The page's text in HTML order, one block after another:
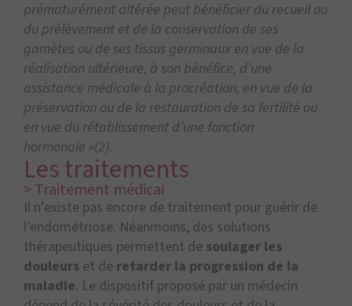
prématurément altérée peut bénéficier du recueil ou
du prélèvement et de la conservation de ses
gamètes ou de ses tissus germinaux en vue de la
réalisation ultérieure, à son bénéfice, d’une
assistance médicale à la procréation, en vue de la
préservation ou de la restauration de sa fertilité ou
en vue du rétablissement d’une fonction
hormonale »(2).
Les traitements
> Traitement médicai
Il n’existe pas encore de traitement pour guérir de
l’endométriose. Néanmoins, des solutions
thérapeutiques permettent de soulager les
douleurs et de retarder la progression de la
maladie. Le dispositif proposé par un médecin